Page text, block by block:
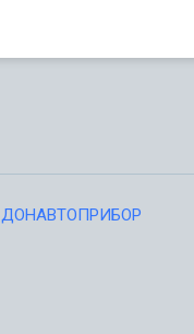
ДОНАВТОПРИБОР